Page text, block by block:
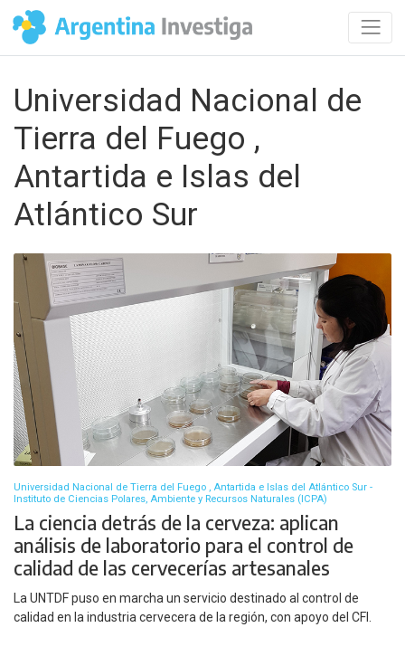
Universidad Nacional de
Tierra del Fuego ,
Antartida e Islas del
Atlántico Sur
Universidad Nacional de Tierra del Fuego , Antartida e Islas del Atlántico Sur -
Instituto de Ciencias Polares, Ambiente y Recursos Naturales (ICPA)
La ciencia detrás de la cerveza: aplican
análisis de laboratorio para el control de
calidad de las cervecerías artesanales
La UNTDF puso en marcha un servicio destinado al control de
calidad en la industria cervecera de la región, con apoyo del CFI.